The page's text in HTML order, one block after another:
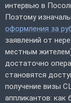
интервью в
Поэтому
оформления за
заявлений от
местным
достаточно
становятся
получение визы
аппликантов: